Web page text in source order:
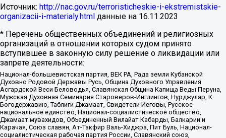
Источник: http://nac.gov.ru/terroristicheskie-i-ekstremistskie-
organizacii-i-materialy.html данные на 16.11.2023
* Перечень общественных объединений и религиозных
организаций в отношении которых судом принято
вступившее в законную силу решение о ликвидации или
запрете деятельности:
Национал-большевистская партия, ВЕК РА, Рада земли Кубанской
Духовно Родовой Державы Русь, Община Духовного Управления
Асгардской Веси Беловодья, Славянская Община Капища Веды Перуна,
Мужская Духовная Семинария Староверов-Инглингов, Нурджулар, К
Богодержавию, Таблиги Джамаат, Свидетели Иеговы, Русское
национальное единство, Национал-социалистическое общество,
Джамаат мувахидов, Объединенный Вилайат Кабарды, Балкарии и
Карачая, Союз славян, Ат-Такфир Валь-Хиджра, Пит Буль, Национал-
социалистическая рабочая партия России, Славянский союз,